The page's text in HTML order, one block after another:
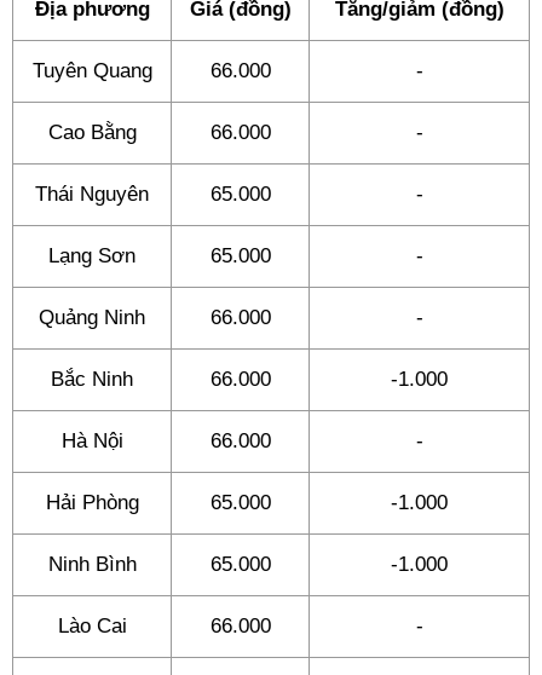
Địa phương Giá (đồng) Tăng/giảm (đồng)
Tuyên Quang 66.000 -
Cao Bằng 66.000 -
Thái Nguyên 65.000 -
Lạng Sơn 65.000 -
Quảng Ninh 66.000 -
Bắc Ninh 66.000 -1.000
Hà Nội 66.000 -
Hải Phòng 65.000 -1.000
Ninh Bình 65.000 -1.000
Lào Cai 66.000 -